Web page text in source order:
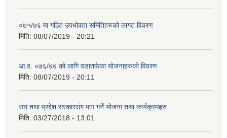
०७५/७६ मा गठित उपभोक्ता समितिहरुको लागत विवरण
मिति: 08/07/2019 - 20:21
आ.व. ०७६/७७ को लागि वडातर्फका योजनाहरुको विवरण
मिति: 08/07/2019 - 20:11
संघ तथा प्रदेश सरकारसंग माग गर्ने योजना तथा कार्यक्रमहरु
मिति: 03/27/2018 - 13:01